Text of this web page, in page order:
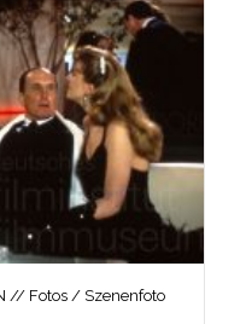
// Fotos / Szenenfoto